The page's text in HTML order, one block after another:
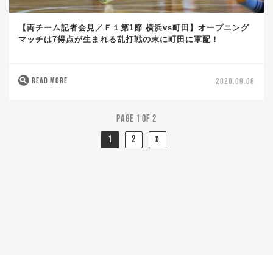
【両チーム記者会見／Ｆ１第1節 横浜vs町田】オープニング
マッチは7得点が生まれる乱打戦の末に町田に軍配！
READ MORE 2020.09.06
Page 1 of 2
1 2 »